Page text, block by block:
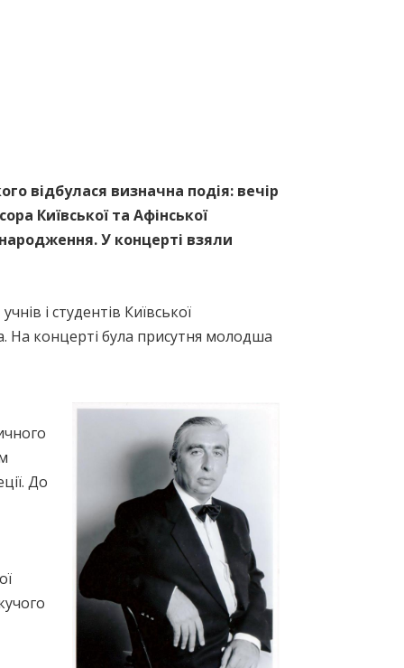
відбулася визначна подія: вечір
Київської та Афінської
У концерті взяли
і студентів Київської
На концерті була присутня молодша
До